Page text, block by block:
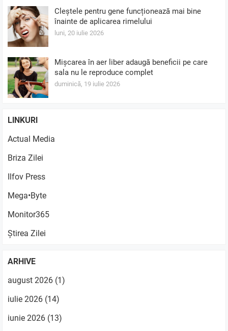
Cleștele pentru gene funcționează mai bine
înainte de aplicarea rimelului
luni, 20 iulie 2026
Mișcarea în aer liber adaugă beneficii pe care
sala nu le reproduce complet
duminică, 19 iulie 2026
LINKURI
Actual Media
Briza Zilei
Ilfov Press
Mega•Byte
Monitor365
Știrea Zilei
ARHIVE
august 2026 (1)
iulie 2026 (14)
iunie 2026 (13)